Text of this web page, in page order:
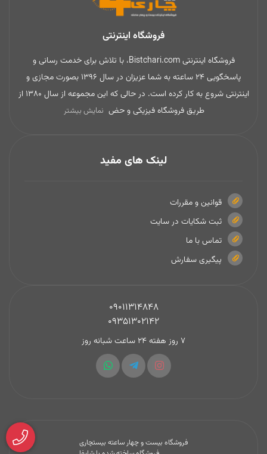
فروشگاه اینترنتی
فروشگاه اینترنتی Bistchari.com، با تلاش برای خدمت رسانی و
پاسخگویی 24 ساعته به شما عزیزان در سال 1396 بصورت مجازی و
اینترنتی شروع به کار کرده است. در حالی که این مجموعه از سال 1380 از
طریق فروشگاه فیزیکی و حض نمایش بیشتر
لینک های مفید
قوانین و مقررات
ثبت شکایات در سایت
تماس با ما
پیگیری سفارش
09011314848
09351302142
7 روز هفته 24 ساعت شبانه روز
فروشگاه بیست و چهار ساعته بیستچاری